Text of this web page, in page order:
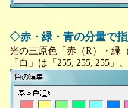
◇赤・緑・青の分量で
光の三原色「赤（R）・緑
「白」は「255, 255, 255」